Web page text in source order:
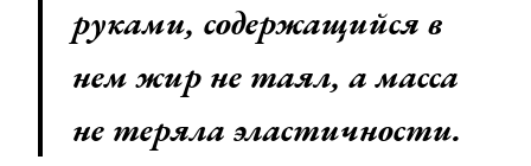
руками, содержащийся в
нем жир не таял, а масса
не теряла эластичности.